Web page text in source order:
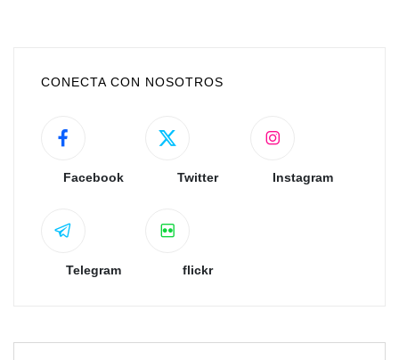
CONECTA CON NOSOTROS
Facebook Twitter Instagram
Telegram flickr